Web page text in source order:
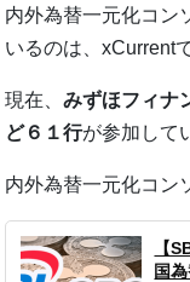
内外為替一元化コン
いるのは、xCurrent
現在、みずほフィナ
ど６１行が参加して
内外為替一元化コン
【
国